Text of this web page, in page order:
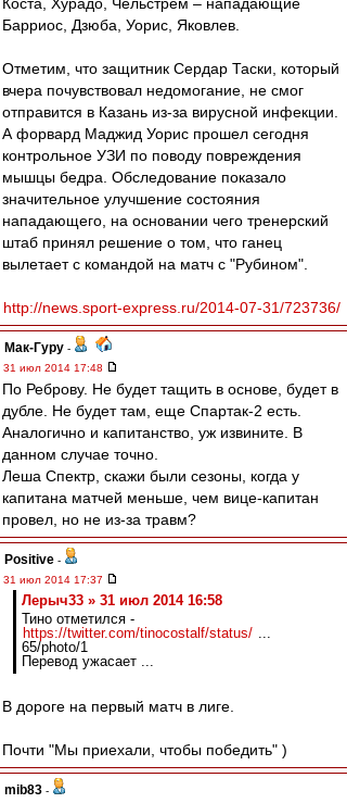
Барриос, Дзюба, Уорис, Яковлев.
Отметим, что защитник Сердар Таски, который
вчера почувствовал недомогание, не смог
отправится в Казань из-за вирусной инфекции.
А форвард Маджид Уорис прошел сегодня
контрольное УЗИ по поводу повреждения
мышцы бедра. Обследование показало
значительное улучшение состояния
нападающего, на основании чего тренерский
штаб принял решение о том, что ганец
вылетает с командой на матч с "Рубином".
http://news.sport-express.ru/2014-07-31/723736/
Мак-Гуру -
31 июл 2014 17:48
По Реброву. Не будет тащить в основе, будет в
дубле. Не будет там, еще Спартак-2 есть.
Аналогично и капитанство, уж извините. В
данном случае точно.
Леша Спектр, скажи были сезоны, когда у
капитана матчей меньше, чем вице-капитан
провел, но не из-за травм?
Positive -
31 июл 2014 17:37
Лерыч33 » 31 июл 2014 16:58
Тино отметился -
https://twitter.com/tinocostalf/status/ ...
65/photo/1
Перевод ужасает ...
В дороге на первый матч в лиге.
Почти "Мы приехали, чтобы победить" )
mib83 -